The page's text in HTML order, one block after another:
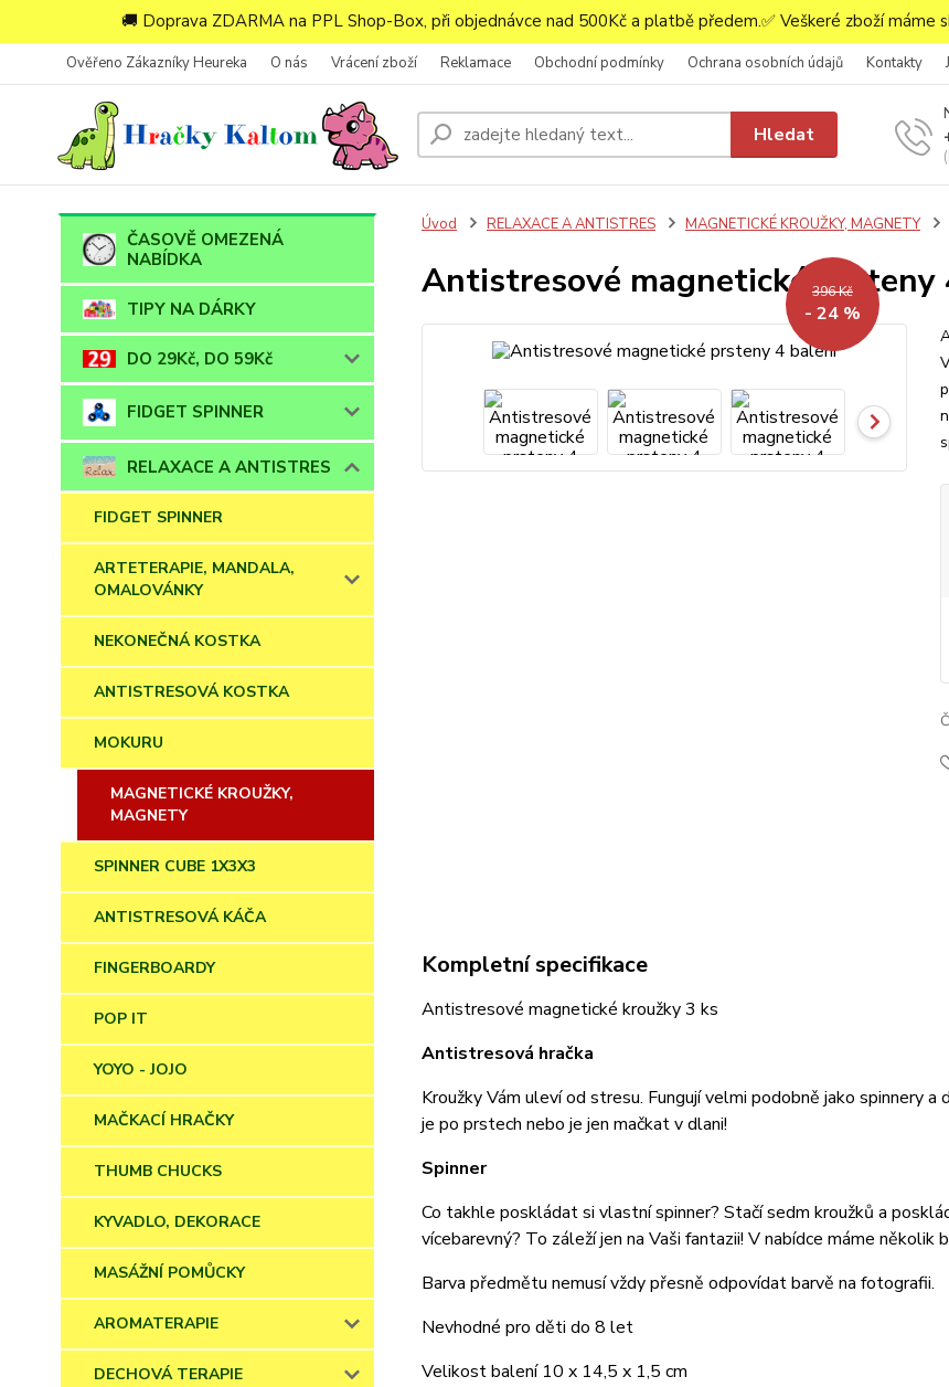
🚚 Doprava ZDARMA na PPL Shop-Box, při objednávce nad 500Kč a platbě předem.✅ Veškeré zboží máme
Ověřeno Zákazníky Heureka O nás Vrácení zboží Reklamace Obchodní podmínky Ochrana osobních údajů Kontakty
Hledat
ČASOVĚ OMEZENÁ
NABÍDKA
TIPY NA DÁRKY
DO 29Kč, DO 59Kč
FIDGET SPINNER
RELAXACE A ANTISTRES
FIDGET SPINNER
ARTETERAPIE, MANDALA,
OMALOVÁNKY
NEKONEČNÁ KOSTKA
ANTISTRESOVÁ KOSTKA
MOKURU
MAGNETICKÉ KROUŽKY,
MAGNETY
SPINNER CUBE 1X3X3
ANTISTRESOVÁ KÁČA
FINGERBOARDY
POP IT
YOYO - JOJO
MAČKACÍ HRAČKY
THUMB CHUCKS
KYVADLO, DEKORACE
MASÁŽNÍ POMŮCKY
AROMATERAPIE
DECHOVÁ TERAPIE
Úvod RELAXACE A ANTISTRES MAGNETICKÉ KROUŽKY, MAGNETY
Antistresové magnetické prsteny
396 Kč
- 24 %
Kompletní specifikace
Antistresové magnetické kroužky 3 ks
Antistresová hračka
Kroužky Vám uleví od stresu. Fungují velmi podobně jako spinnery
je po prstech nebo je jen mačkat v dlani!
Spinner
Co takhle poskládat si vlastní spinner? Stačí sedm kroužků a
vícebarevný? To záleží jen na Vaši fantazii! V nabídce máme několik
Barva předmětu nemusí vždy přesně odpovídat barvě na fotografii.
Nevhodné pro děti do 8 let
Velikost balení 10 x 14,5 x 1,5 cm